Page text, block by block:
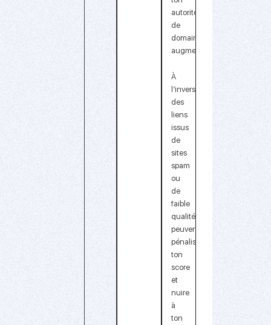
autorité
de
domaine
augmente.
À
l’inverse,
des
liens
issus
de
sites
spam
ou
de
faible
qualité
peuvent
pénaliser
ton
score
et
nuire
à
ton